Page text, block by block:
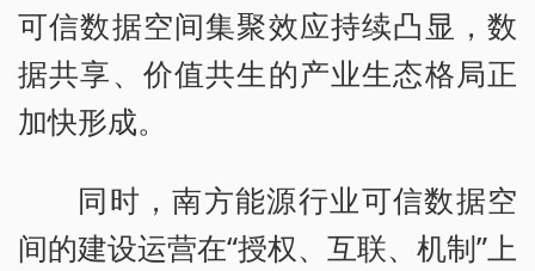
可信数据空间集聚效应持续凸显，数
据共享、价值共生的产业生态格局正
加快形成。
同时，南方能源行业可信数据空
间的建设运营在“授权、互联、机制”上